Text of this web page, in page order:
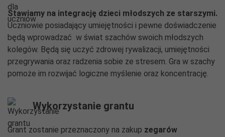
Stawiamy na integrację dzieci młodszych ze starszymi.
Uczniowie posiadający umiejętności i pewne doświadczenie
będą wprowadzać w świat szachów swoich młodszych
kolegów. Będą się uczyć zdrowej rywalizacji, umiejętności
przegrywania oraz radzenia sobie ze stresem. Gra w szachy
pomoże im rozwijać logiczne myślenie oraz koncentrację.
Wykorzystanie grantu
Grant zostanie przeznaczony na zakup zegarów